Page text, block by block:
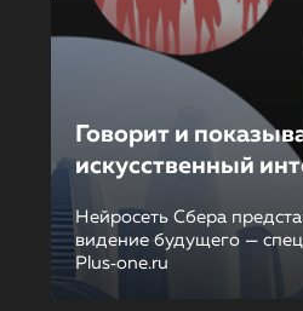
Говорит и
искусственный
Нейросеть Сбера
видение будущего —
Plus‑one.ru